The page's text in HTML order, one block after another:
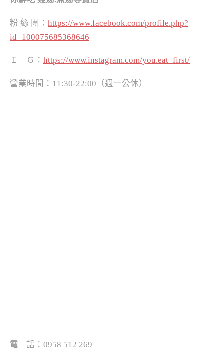
粉 絲 團： https://www.facebook.com/profile.php?
id=100075685368646
Ｉ Ｇ： https://www.instagram.com/you.eat_first/
營業時間：11:30-22:00（週一公休）
電 話：0958 512 269